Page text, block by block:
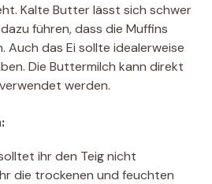
Kalte Butter lässt sich schwer
führen, dass die Muffins
Auch das Ei sollte idealerweise
Die Buttermilch kann direkt
werden.
ihr den Teig nicht
die trockenen und feuchten